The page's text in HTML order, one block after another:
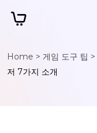
Home > 게임 도구 팁 >
저 7가지 소개